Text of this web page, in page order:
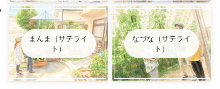
まんま（サテライ
ト）
なづな（サテライ
ト）